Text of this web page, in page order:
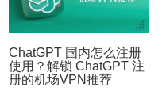
ChatGPT 国内怎么注册
使用？解锁 ChatGPT 注
册的机场VPN推荐